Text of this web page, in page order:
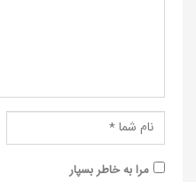
مرا به خاطر بسپار